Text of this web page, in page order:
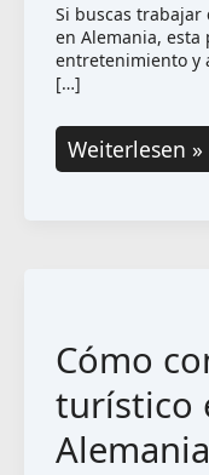
Si buscas
en Alemania,
entretenimiento y
[…]
Animador
familiar
en
Alemania
Weiterlesen »
Cómo
turístico
Alemania